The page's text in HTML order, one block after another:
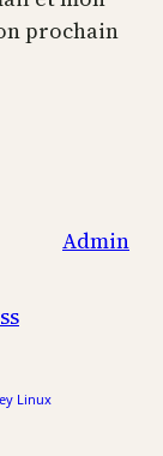
prochain
Admin
Linux